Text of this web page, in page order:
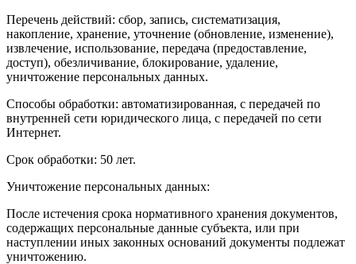
Перечень действий: сбор, запись, систематизация,
накопление, хранение, уточнение (обновление, изменение),
извлечение, использование, передача (предоставление,
доступ), обезличивание, блокирование, удаление,
уничтожение персональных данных.
Способы обработки: автоматизированная, с передачей по
внутренней сети юридического лица, с передачей по сети
Интернет.
Срок обработки: 50 лет.
Уничтожение персональных данных:
После истечения срока нормативного хранения документов,
содержащих персональные данные субъекта, или при
наступлении иных законных оснований документы подлежат
уничтожению.